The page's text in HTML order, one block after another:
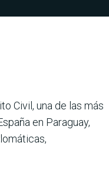
Civil, una de las más
en Paraguay,